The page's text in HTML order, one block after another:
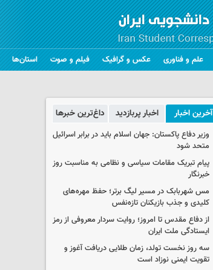
علم و فناوری عکس و گرافیک فیلم و صوت استان‌ها
آخرین اخبار اخبار پربازدید داغ‌ترین خبرها
وزیر دفاع پاکستان: جهان اسلام باید در برابر اسرائیل
متحد شود
پیام تبریک مقامات سیاسی و نظامی به مناسبت روز
خبرنگار
مس شهربابک در مسیر لیگ برتر؛ حفظ مهره‌های
کلیدی و جذب بازیکنان تازه‌نفس
از دفاع مقدس تا امروز؛ روایت سردار معروفی از رمز
ایستادگی ملت ایران
سه روز نخست تولد، زمان طلایی دریافت آغوز و
تقویت ایمنی نوزاد است